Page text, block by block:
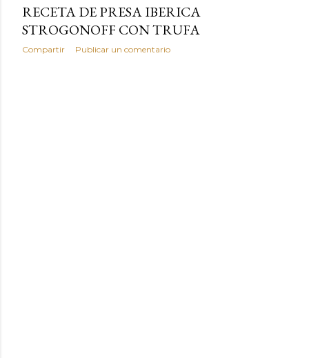
RECETA DE PRESA IBERICA
STROGONOFF CON TRUFA
Compartir Publicar un comentario